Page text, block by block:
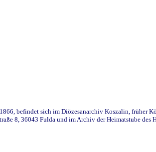
befindet sich im Diözesanarchiv Koszalin, früher
8, 36043 Fulda und im Archiv der Heimatstube